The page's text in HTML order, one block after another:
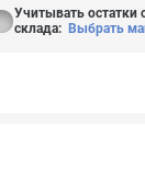
Учитывать остатки
склада: Выбрать